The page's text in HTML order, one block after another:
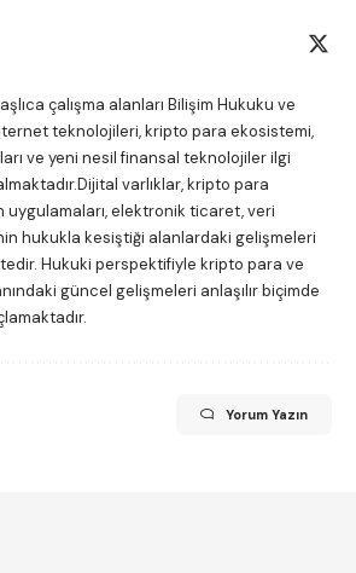
çalışma alanları Bilişim Hukuku ve
teknolojileri, kripto para ekosistemi,
ve yeni nesil finansal teknolojiler ilgi
varlıklar, kripto para
elektronik ticaret, veri
hukukla kesiştiği alanlardaki gelişmeleri
Hukuki perspektifiyle kripto para ve
güncel gelişmeleri anlaşılır biçimde
Yorum Yazın